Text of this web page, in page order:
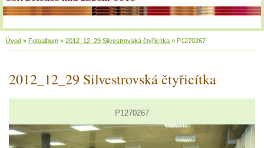
Úvod » Fotoalbum » 2012_12_29 Silvestrovská čtyřicítka » P1270267
2012_12_29 Silvestrovská čtyřicítka
P1270267